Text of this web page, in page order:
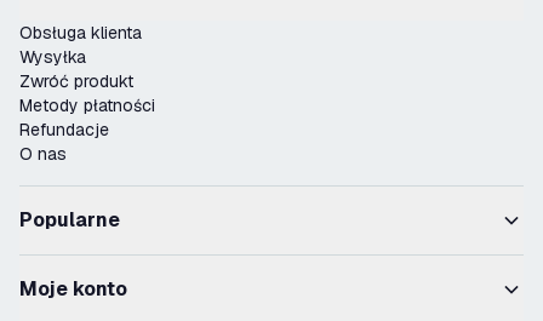
Obsługa klienta
Wysyłka
Zwróć produkt
Metody płatności
Refundacje
O nas
Popularne
Moje konto